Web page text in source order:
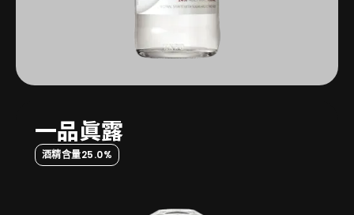
一品眞露
酒精含量25.0%